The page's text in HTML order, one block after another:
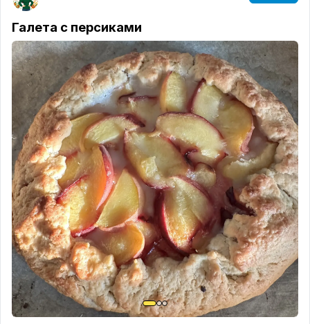
Галета с персиками